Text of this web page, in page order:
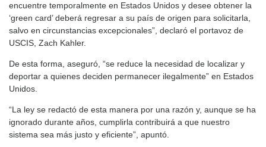
encuentre temporalmente en Estados Unidos y desee obtener la
‘green card’ deberá regresar a su país de origen para solicitarla,
salvo en circunstancias excepcionales”, declaró el portavoz de
USCIS, Zach Kahler.
De esta forma, aseguró, “se reduce la necesidad de localizar y
deportar a quienes deciden permanecer ilegalmente” en Estados
Unidos.
“La ley se redactó de esta manera por una razón y, aunque se ha
ignorado durante años, cumplirla contribuirá a que nuestro
sistema sea más justo y eficiente”, apuntó.